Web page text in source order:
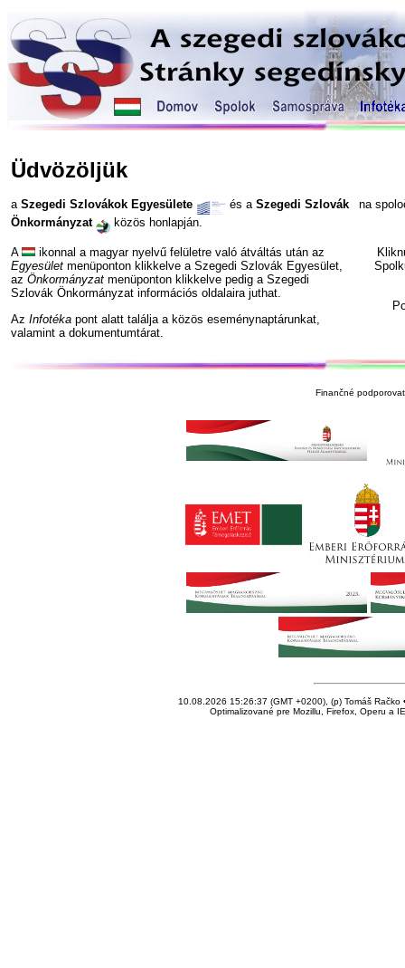
Üdvözöljük
a Szegedi Szlovákok Egyesülete és a Szegedi Szlovák
Önkormányzat
közös honlapján.
A
ikonnal a magyar nyelvű felületre való átváltás után az
Egyesület menüponton klikkelve a Szegedi Szlovák Egyesület,
az Önkormányzat menüponton klikkelve pedig a Szegedi
Szlovák Önkormányzat információs oldalaira juthat.
Az Infotéka pont alatt találja a közös eseménynaptárunkat,
valamint a dokumentumtárat.
na
Finančné
10.08.2026 15:26:37 (GMT +0200), (p) Tomáš Račko
Optimalizované pre Mozillu, Firefox, Operu a